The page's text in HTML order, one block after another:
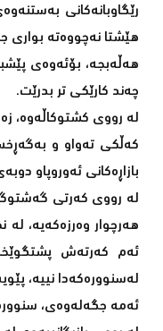
رێگاوبانەکانی
هێشتا نەچووەتە بواری
هەڵەبجە، بۆئەوەی
چەند کارێکی تر بدرێت.
لە رووی کشتوكاڵەوە،
کەڵکی تەواو و
بازاڕەکانی ئەوروپاو
لە رووی کەرتی
هەرچوار وەرزەکەیە،
ئەم کەرتەش
لەسنوورەکەدا نییە،
ئەمە جگەلەوەی،